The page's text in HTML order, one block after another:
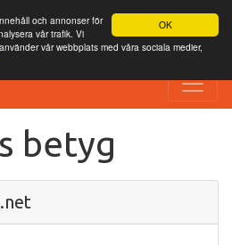
OK
och annonser för
vår trafik. Vi
vår webbplats med våra sociala medier,
betyg